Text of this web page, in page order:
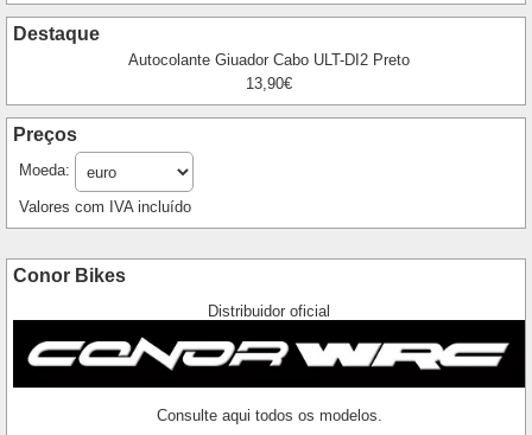
Destaque
Autocolante Giuador Cabo ULT-DI2 Preto
13,90€
Preços
Moeda:
Valores com IVA incluído
Conor Bikes
Distribuidor oficial
Consulte aqui todos os modelos.